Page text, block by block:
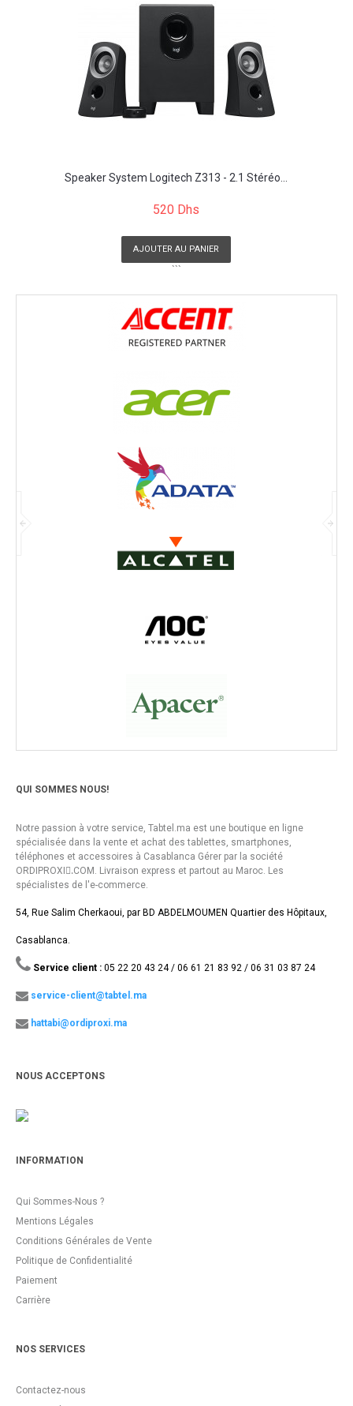
Speaker System Logitech Z313 - 2.1 Stéréo...
520 Dhs
AJOUTER AU PANIER
```
QUI SOMMES NOUS!
Notre passion à votre service, Tabtel.ma est une boutique en ligne
spécialisée dans la vente et achat des tablettes, smartphones,
téléphones et accessoires à Casablanca Gérer par la société
ORDIPROXI.ِCOM. Livraison express et partout au Maroc. Les
spécialistes de l'e-commerce.
54, Rue Salim Cherkaoui, par BD ABDELMOUMEN Quartier des Hôpitaux,
Casablanca.
Service client : 05 22 20 43 24 / 06 61 21 83 92 / 06 31 03 87 24
service-client@tabtel.ma
hattabi@ordiproxi.ma
NOUS ACCEPTONS
INFORMATION
Qui Sommes-Nous ?
Mentions Légales
Conditions Générales de Vente
Politique de Confidentialité
Paiement
Carrière
NOS SERVICES
Contactez-nous